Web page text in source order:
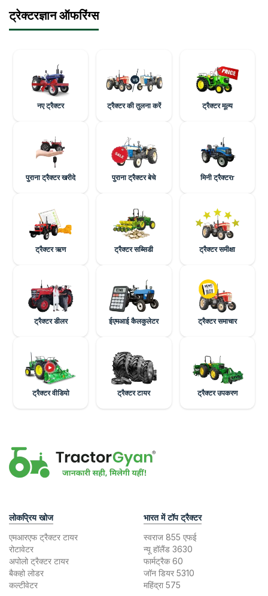
ट्रेक्टरज्ञान ऑफरिंग्स
नए ट्रैक्टर ट्रैक्टर की तुलना करें ट्रैक्टर मूल्य
पुराना ट्रैक्टर खरीदे पुराना ट्रैक्टर बेचे मिनी ट्रैक्टरr
ट्रैक्टर ऋण ट्रैक्टर सब्सिडी ट्रैक्टर समीक्षा
ट्रैक्टर डीलर ईएमआई कैलकुलेटर ट्रैक्टर समाचार
ट्रैक्टर वीडियो ट्रैक्टर टायर ट्रैक्टर उपकरण
लोकप्रिय खोज
एमआरएफ ट्रैक्टर टायर
रोटावेटर
अपोलो ट्रैक्टर टायर
बैकहो लोडर
कल्टीवेटर
भारत में टॉप ट्रैक्टर
स्वराज 855 एफई
न्यू हॉलैंड 3630
फार्मट्रैक 60
जॉन डियर 5310
महिंद्रा 575